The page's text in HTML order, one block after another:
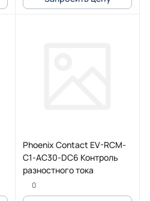
Phoenix Contact EV-RCM-
C1-AC30-DC6 Контроль
разностного тока
0